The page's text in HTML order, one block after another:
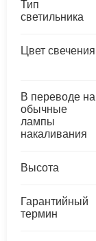
Тип
светильника
Цвет свечения
В переводе на
обычные
лампы
накаливания
Высота
Гарантийный
термин